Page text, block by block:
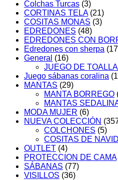
Colchas Turcas (3)
CORTINAS TELA (21)
COSITAS MONAS (3)
EDREDONES (48)
EDREDONES CON
Edredones con sherpa
General (16)
JUEGO DE
Juego sábanas coralina
MANTAS (29)
MANTA BORREGO
MANTAS
MODA MUJER (6)
NUEVA COLECCIÓN
COLCHONES (5)
COSITAS DE
OUTLET (4)
PROTECCION DE CAMA
SÁBANAS (77)
VISILLOS (36)